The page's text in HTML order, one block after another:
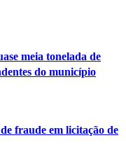
meia tonelada de
do município
fraude em licitação de